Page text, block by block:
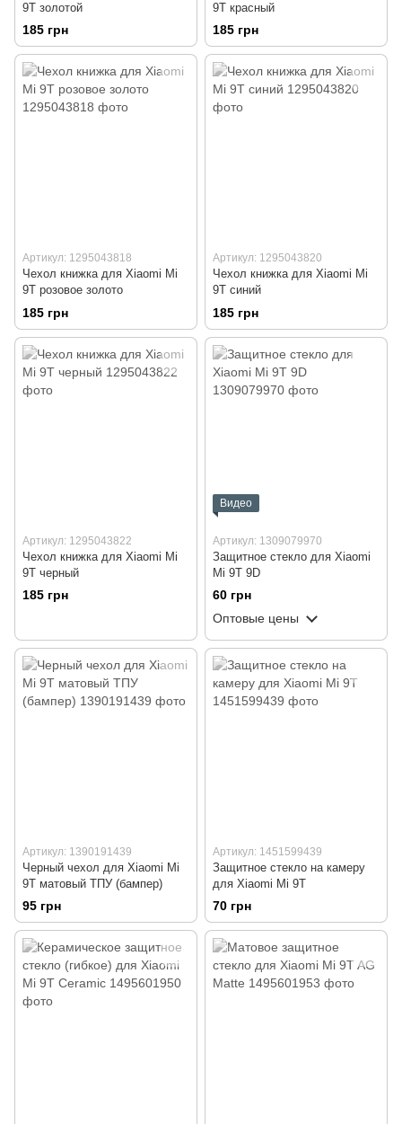
9T золотой
185 грн
9T красный
185 грн
Артикул: 1295043818
Чехол книжка для Xiaomi Mi
9T розовое золото
185 грн
Артикул: 1295043820
Чехол книжка для Xiaomi Mi
9T синий
185 грн
Артикул: 1295043822
Чехол книжка для Xiaomi Mi
9T черный
185 грн
Видео
Артикул: 1309079970
Защитное стекло для Xiaomi
Mi 9T 9D
60 грн
Оптовые цены
Артикул: 1390191439
Черный чехол для Xiaomi Mi
9T матовый ТПУ (бампер)
95 грн
Артикул: 1451599439
Защитное стекло на камеру
для Xiaomi Mi 9T
70 грн